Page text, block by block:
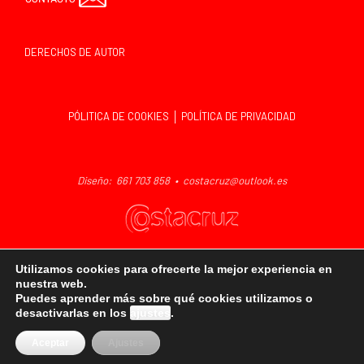
DERECHOS DE AUTOR
PÓLITICA DE COOKIES │ POLÍTICA DE PRIVACIDAD
Diseño: 661 703 858 • costacruz@outlook.es
MANEL COSTA © 2026
Utilizamos cookies para ofrecerte la mejor experiencia en
nuestra web.
Puedes aprender más sobre qué cookies utilizamos o
desactivarlas en los
.